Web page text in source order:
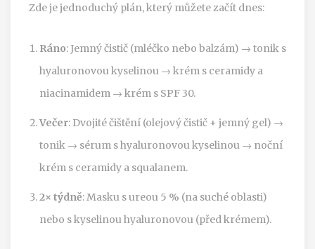
Zde je jednoduchý plán, který můžete začít dnes:
Ráno: Jemný čistič (mléčko nebo balzám) → tonik s
hyaluronovou kyselinou → krém s ceramidy a
niacinamidem → krém s SPF 30.
Večer: Dvojité čištění (olejový čistič + jemný gel) →
tonik → sérum s hyaluronovou kyselinou → noční
krém s ceramidy a squalanem.
2× týdně: Masku s ureou 5 % (na suché oblasti)
nebo s kyselinou hyaluronovou (před krémem).